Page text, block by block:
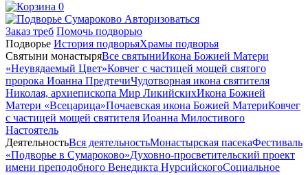
0
Авторизоваться
Заказ треб Помочь подворью
Подворье История подворьяХрамы подворья
Святыни монастыряВсе святыниИкона Божией Матери
«Неувядаемый Цвет»Ковчег с частицей мощей святого
пророка Иоанна ПредтечиЧудотворная икона святителя
Николая, архиепископа Мир ЛикийскихИкона Божией
Матери «Всецарица»Почаевская икона Божией МатериКовчег
с частицей мощей святителя Иоанна Милостивого
Настоятель
ДеятельностьВся деятельностьМонастырская пасекаФестиваль
«Подворье в Сумароково»Духовно-просветительский проект
имени преподобного Венедикта НурсийскогоСоциальное